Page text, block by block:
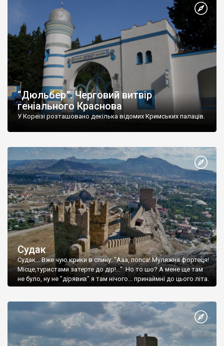
“Дюльбер”. Черговий витвір
геніального Краснова
У Кореїзі розташовано декілька відомих Кримських палаців.
Судак
Судак... Вже чую крики в спину: "Ааа, попса! Муляжна фортеця!
Місце,туристами затерте до дір!..." Но то шо? А мене ще там
не було, ну не "дірявив" я там нічого... принаймні до цього літа.